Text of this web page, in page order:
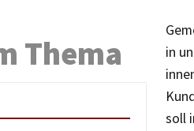
in
soll
Thema